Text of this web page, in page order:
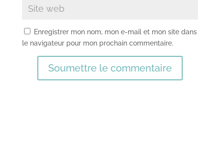
Enregistrer mon nom, mon e-mail et mon site dans
le navigateur pour mon prochain commentaire.
Soumettre le commentaire